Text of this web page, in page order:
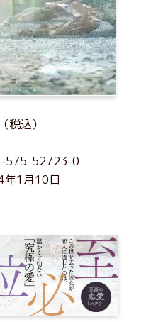
税込）
575-52723-0
年1月10日